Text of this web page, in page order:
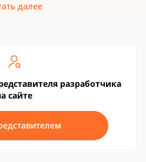
далее
разработчика
сайте